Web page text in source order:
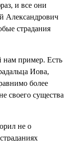
и все они
Александрович
страдания
нам пример. Есть
Иова,
более
своего существа
не о